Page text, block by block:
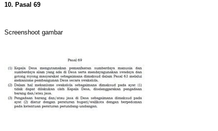
10. Pasal 69
Screenshoot gambar